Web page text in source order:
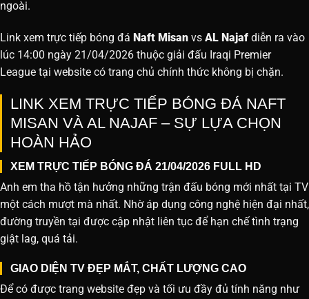
ngoài.
Link xem trực tiếp bóng đá Naft Misan vs AL Najaf diễn ra vào
lúc 14:00 ngày 21/04/2026 thuộc giải đấu Iraqi Premier
League tại website có trang chủ chính thức không bị chặn.
LINK XEM TRỰC TIẾP BÓNG ĐÁ NAFT
MISAN VÀ AL NAJAF – SỰ LỰA CHỌN
HOÀN HẢO
XEM TRỰC TIẾP BÓNG ĐÁ 21/04/2026 FULL HD
Anh em tha hồ tận hưởng những trận đấu bóng mới nhất tại TV
một cách mượt mà nhất. Nhờ áp dụng công nghệ hiện đại nhất,
đường truyền tại được cập nhật liên tục để hạn chế tình trạng
giật lag, quá tải.
GIAO DIỆN TV ĐẸP MẮT, CHẤT LƯỢNG CAO
Để có được trang website đẹp và tối ưu đầy đủ tính năng như